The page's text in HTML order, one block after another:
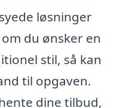
løsninger
du ønsker en
stil, så kan
til opgaven.
dine tilbud,